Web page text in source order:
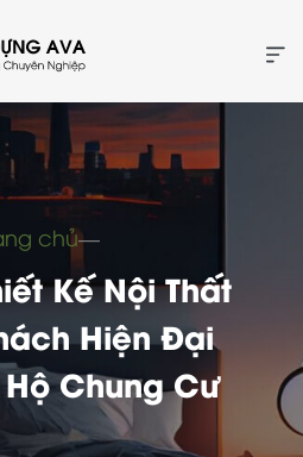
chủ―
Kế Nội Thất
Hiện Đại
Chung Cư